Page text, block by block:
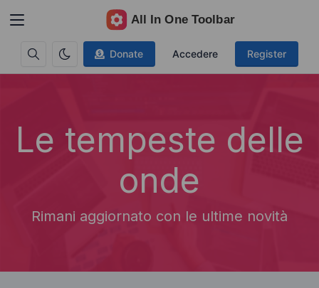
Donate Accedere Register
Le tempeste delle
onde
Rimani aggiornato con le ultime novità